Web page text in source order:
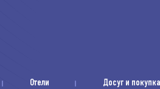
Отели Досуг и покупка